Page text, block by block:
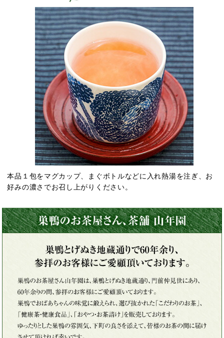
本品１包をマグカップ、まぐボトルなどに入れ熱湯を注ぎ、お
好みの濃さでお召し上がりください。